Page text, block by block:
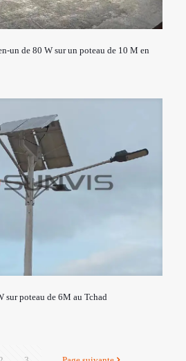
un de 80 W sur un poteau de 10 M en
sur poteau de 6M au Tchad